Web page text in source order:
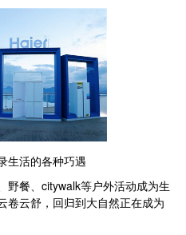
生活的各种巧遇
野餐、citywalk等户外活动成为生
卷云舒，回归到大自然正在成为